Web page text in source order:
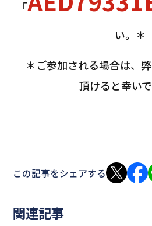
「
い。＊
＊ご参加される場合は、
頂けると幸い
この記事をシェアする
関連記事